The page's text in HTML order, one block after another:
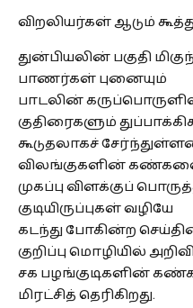
விறலியர்கள் ஆடும்
துன்பியலின் பகுதி
பாணர்கள் புனையும்
பாடலின்
குதிரைகளும்
கூடுதலாகச்
விலங்குகளின்
முகப்பு விளக்குப்
குடியிருப்புகள் வழியே
கடந்து போகின்ற
குறிப்பு மொழியில்
சக பழங்குடிகளின்
மிரட்சித் தெரிகிறது.